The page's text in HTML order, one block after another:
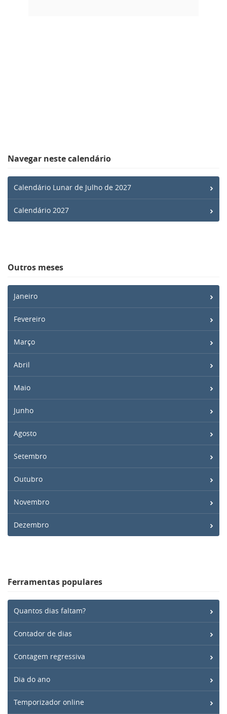
Navegar neste calendário
Calendário Lunar de Julho de 2027
Calendário 2027
Outros meses
Janeiro
Fevereiro
Março
Abril
Maio
Junho
Agosto
Setembro
Outubro
Novembro
Dezembro
Ferramentas populares
Quantos dias faltam?
Contador de dias
Contagem regressiva
Dia do ano
Temporizador online